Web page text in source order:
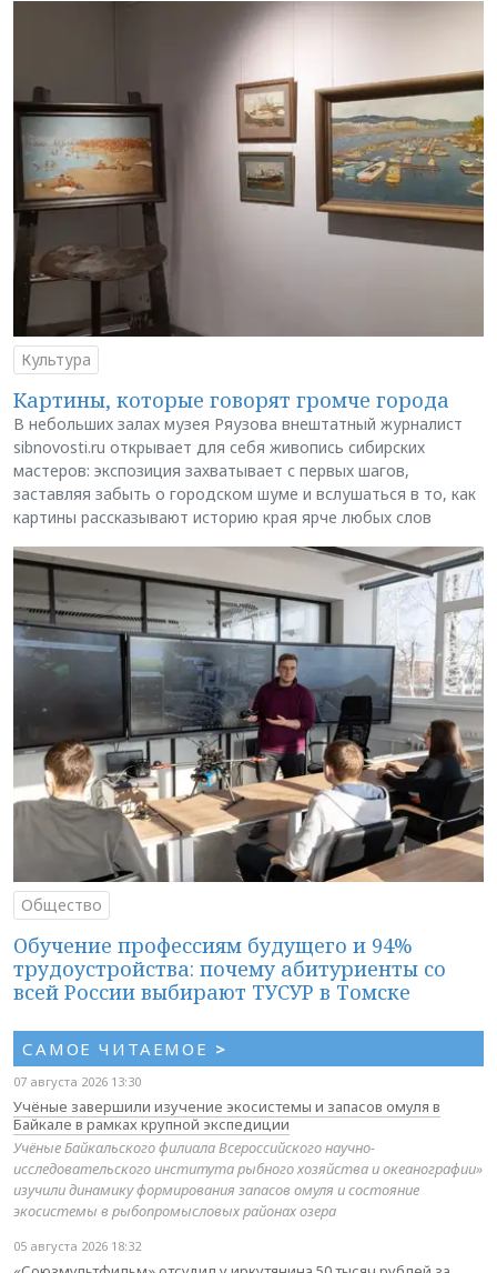
Культура
Картины, которые говорят громче города
В небольших залах музея Ряузова внештатный журналист
sibnovosti.ru открывает для себя живопись сибирских
мастеров: экспозиция захватывает с первых шагов,
заставляя забыть о городском шуме и вслушаться в то, как
картины рассказывают историю края ярче любых слов
Общество
Обучение профессиям будущего и 94%
трудоустройства: почему абитуриенты со
всей России выбирают ТУСУР в Томске
САМОЕ ЧИТАЕМОЕ >
07 августа 2026 13:30
Учёные завершили изучение экосистемы и запасов омуля в
Байкале в рамках крупной экспедиции
Учёные Байкальского филиала Всероссийского научно-
исследовательского института рыбного хозяйства и океанографии»
изучили динамику формирования запасов омуля и состояние
экосистемы в рыбопромысловых районах озера
05 августа 2026 18:32